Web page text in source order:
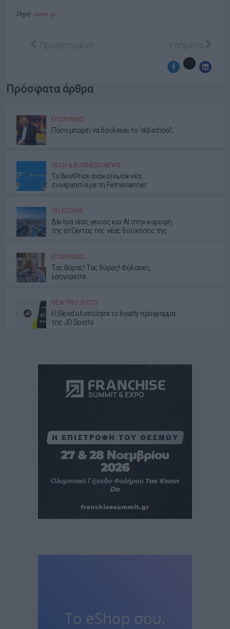
Πηγή: amna.gr
Πρόσφατα άρθρα
ΕΠΩΝΎΜΩΣ…
Πόσο μπορεί να δουλεύει το 'old school';
TECH & BUSINESS NEWS
Το BestPrice ανακοίνωσε νέα
συνεργασία με τη Ferryscanner
TELECOMS
Δίκτυα νέας γενιάς και AI στην κορυφή
της ατζέντας της νέας διοίκησης της
ΕΠΩΝΎΜΩΣ…
Τας θύρας! Τας θύρας! Φύλακες,
γρηγορείτε…
NEW PROJECTS
Η Sleed υλοποίησε το loyalty πρόγραμμα
της JD Sports